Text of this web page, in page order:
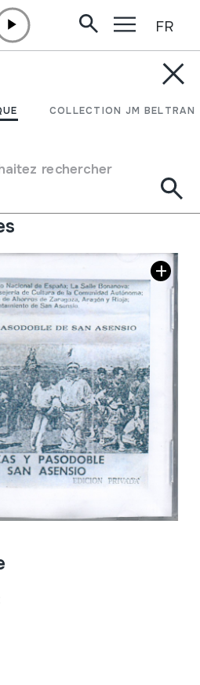
COLLECTION JM BELTRAN
rechercher
FR
de